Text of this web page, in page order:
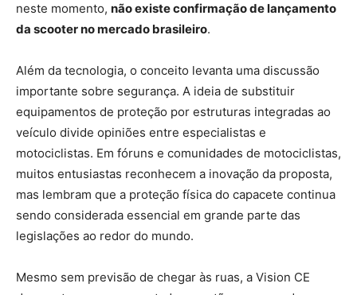
neste momento, não existe confirmação de lançamento
da scooter no mercado brasileiro.
Além da tecnologia, o conceito levanta uma discussão
importante sobre segurança. A ideia de substituir
equipamentos de proteção por estruturas integradas ao
veículo divide opiniões entre especialistas e
motociclistas. Em fóruns e comunidades de motociclistas,
muitos entusiastas reconhecem a inovação da proposta,
mas lembram que a proteção física do capacete continua
sendo considerada essencial em grande parte das
legislações ao redor do mundo.
Mesmo sem previsão de chegar às ruas, a Vision CE